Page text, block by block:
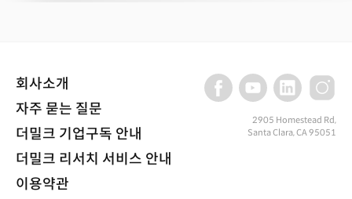
회사소개
자주 묻는 질문
더밀크 기업구독 안내
더밀크 리서치 서비스 안내
이용약관
2905 Homestead Rd,
Santa Clara, CA 95051